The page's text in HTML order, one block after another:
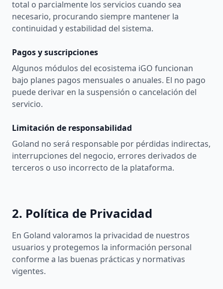
total o parcialmente los servicios cuando sea
necesario, procurando siempre mantener la
continuidad y estabilidad del sistema.
Pagos y suscripciones
Algunos módulos del ecosistema iGO funcionan
bajo planes pagos mensuales o anuales. El no pago
puede derivar en la suspensión o cancelación del
servicio.
Limitación de responsabilidad
Goland no será responsable por pérdidas indirectas,
interrupciones del negocio, errores derivados de
terceros o uso incorrecto de la plataforma.
2. Política de Privacidad
En Goland valoramos la privacidad de nuestros
usuarios y protegemos la información personal
conforme a las buenas prácticas y normativas
vigentes.